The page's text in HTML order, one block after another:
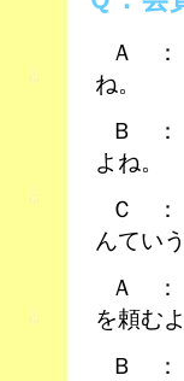
Ａ ：
ね。
Ｂ ：
よね。
Ｃ ：
んてい
Ａ ：
を頼むよ
Ｂ ：